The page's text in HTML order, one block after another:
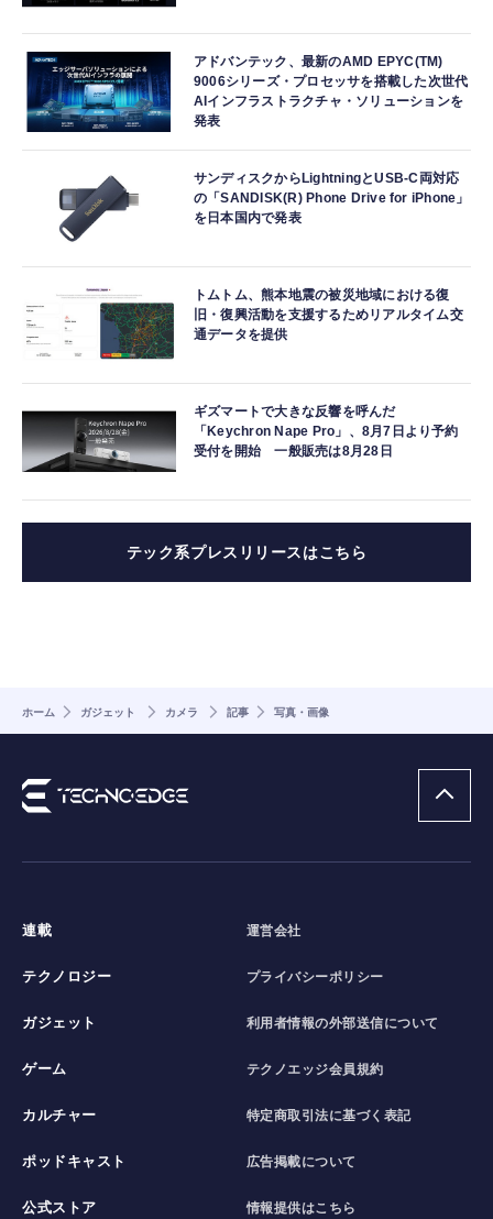
アドバンテック、最新のAMD EPYC(TM)
9006シリーズ・プロセッサを搭載した次世代
AIインフラストラクチャ・ソリューションを
発表
サンディスクからLightningとUSB-C両対応
の「SANDISK(R) Phone Drive for iPhone」
を日本国内で発表
トムトム、熊本地震の被災地域における復
旧・復興活動を支援するためリアルタイム交
通データを提供
ギズマートで大きな反響を呼んだ
「Keychron Nape Pro」、8月7日より予約
受付を開始 一般販売は8月28日
テック系プレスリリースはこちら
ホーム ガジェット カメラ 記事 写真・画像
連載
テクノロジー
ガジェット
ゲーム
カルチャー
ポッドキャスト
公式ストア
運営会社
プライバシーポリシー
利用者情報の外部送信について
テクノエッジ会員規約
特定商取引法に基づく表記
広告掲載について
情報提供はこちら